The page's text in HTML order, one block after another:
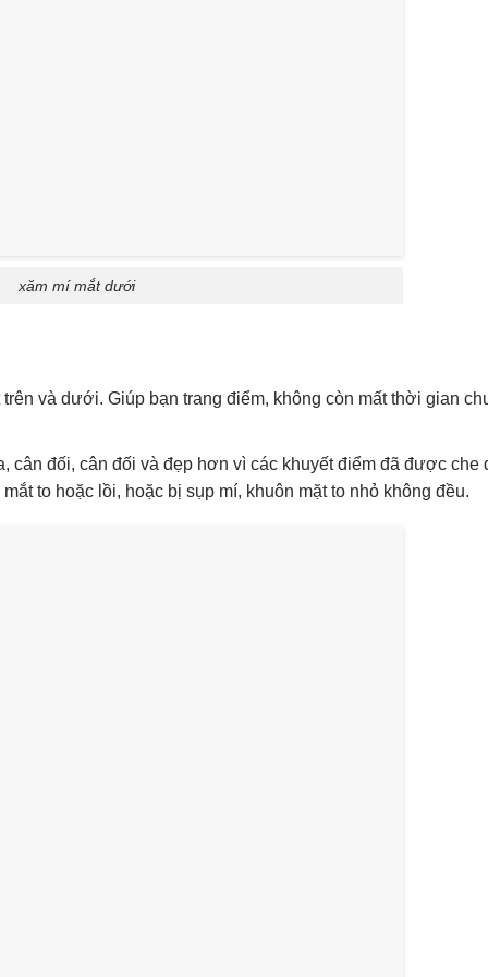
xăm mí mắt dưới
và dưới. Giúp bạn trang điểm, không còn mất thời gian
cân đối, cân đối và đẹp hơn vì các khuyết điểm đã được che
to hoặc lồi, hoặc bị sụp mí, khuôn mặt to nhỏ không đều.